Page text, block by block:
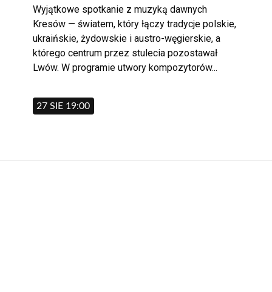
9. FESTIWALU MUZYKI
PRZYWRACANEJ
Wyjątkowe spotkanie z muzyką dawnych
Kresów — światem, który łączy tradycje polskie,
ukraińskie, żydowskie i austro-węgierskie, a
którego centrum przez stulecia pozostawał
Lwów. W programie utwory kompozytorów...
27 SIE 19:00